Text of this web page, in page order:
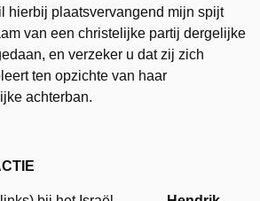
hierbij plaatsvervangend mijn spijt
van een christelijke partij dergelijke
en verzeker u dat zij zich
ten opzichte van haar
achterban.